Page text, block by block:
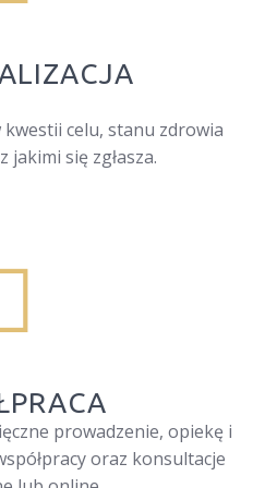
celu, stanu zdrowia
się zgłasza.
prowadzenie, opiekę i
oraz konsultacje